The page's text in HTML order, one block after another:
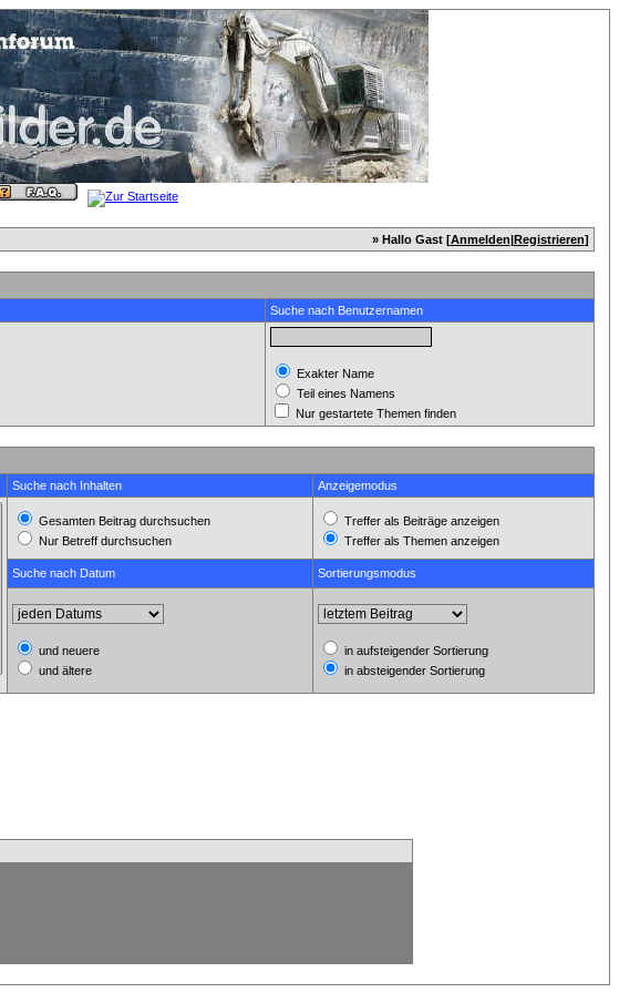
» Hallo Gast [Anmelden|Registrieren]
Suche nach Benutzernamen
Exakter Name
Teil eines Namens
Nur gestartete Themen finden
Suche nach Inhalten Anzeigemodus
Gesamten Beitrag durchsuchen
Nur Betreff durchsuchen
Treffer als Beiträge anzeigen
Treffer als Themen anzeigen
Suche nach Datum Sortierungsmodus
und neuere
und ältere
in aufsteigender Sortierung
in absteigender Sortierung